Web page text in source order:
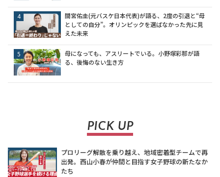
間宮佑圭(元バスケ日本代表)が語る、2度の引退と“母
としての自分”。オリンピックを選ばなかった先に見
えた未来
母になっても、アスリートでいる。小野塚彩那が語
る、後悔のない生き方
PICK UP
プロリーグ解散を乗り越え、地域密着型チームで再
出発。西山小春が仲間と目指す女子野球の新たなか
たち